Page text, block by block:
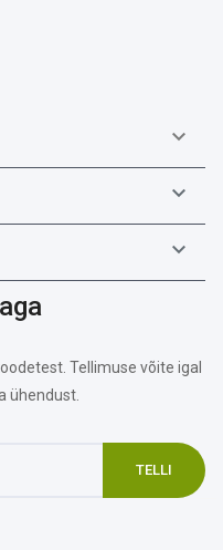



Tellimuse võite igal
ühendust.